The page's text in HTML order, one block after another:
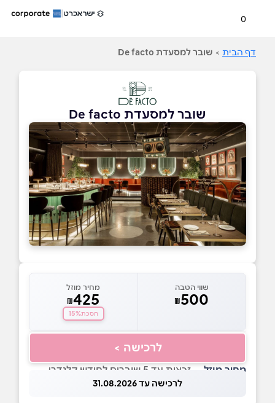
0
דף הבית > שובר למסעדת De facto
שובר למסעדת De facto
שווי הטבה
₪500
מחיר מוזל
₪425
חסכת15%
לרכישה >
מחיר מוזל — זכאות עד 5 שוברים לחודש קלנדרי
לרכישה עד 31.08.2026